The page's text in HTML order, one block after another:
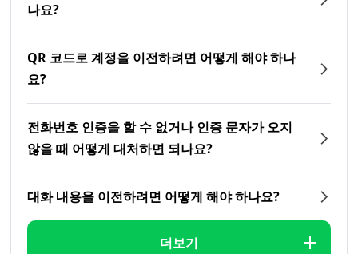
나요?
QR 코드로 계정을 이전하려면 어떻게 해야 하나
요?
전화번호 인증을 할 수 없거나 인증 문자가 오지
않을 때 어떻게 대처하면 되나요?
대화 내용을 이전하려면 어떻게 해야 하나요?
더보기